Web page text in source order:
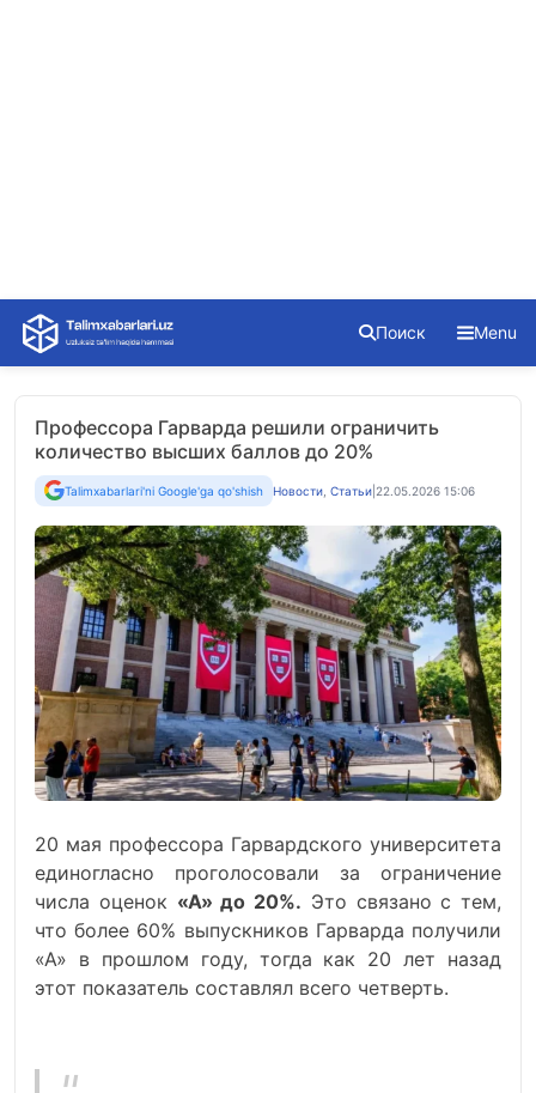
Skip
content
Поиск Menu
Профессора Гарварда решили ограничить
количество высших баллов до 20%
Talimxabarlari'ni Google'ga qo'shish Новости Статьи 22.05.2026 15:06
20 мая профессора Гарвардского университета
единогласно проголосовали за ограничение
числа оценок «А» до 20%. Это связано с тем,
что более 60% выпускников Гарварда получили
«А» в прошлом году, тогда как 20 лет назад
этот показатель составлял всего четверть.